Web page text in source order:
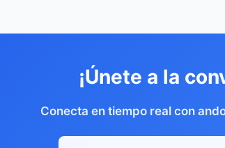
¡Únete a la
Conecta en tiempo real con